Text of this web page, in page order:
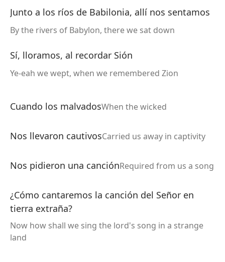
Junto a los ríos de Babilonia, allí nos sentamos
By the rivers of Babylon, there we sat down
Sí, lloramos, al recordar Sión
Ye-eah we wept, when we remembered Zion
Cuando los malvadosWhen the wicked
Nos llevaron cautivosCarried us away in captivity
Nos pidieron una canciónRequired from us a song
¿Cómo cantaremos la canción del Señor en
tierra extraña?
Now how shall we sing the lord's song in a strange
land